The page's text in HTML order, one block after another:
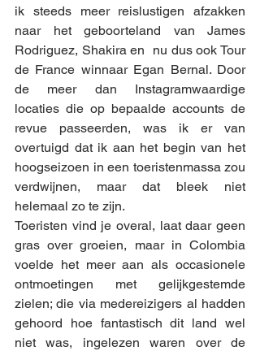
ik steeds meer reislustigen afzakken
naar het geboorteland van James
Rodriguez, Shakira en  nu dus ook Tour
de France winnaar Egan Bernal. Door
de meer dan Instagramwaardige
locaties die op bepaalde accounts de
revue passeerden, was ik er van
overtuigd dat ik aan het begin van het
hoogseizoen in een toeristenmassa zou
verdwijnen, maar dat bleek niet
helemaal zo te zijn.
Toeristen vind je overal, laat daar geen
gras over groeien, maar in Colombia
voelde het meer aan als occasionele
ontmoetingen met gelijkgestemde
zielen; die via medereizigers al hadden
gehoord hoe fantastisch dit land wel
niet was, ingelezen waren over de